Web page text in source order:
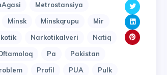
Metrostansiya
Minsk Minskqrupu
Mir
Narkotikalveri
Natiq
Pa
Pakistan
Profil PUA
Pulk